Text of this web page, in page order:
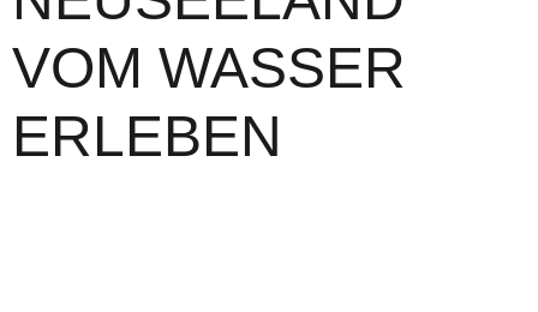
VOM WASSER
ERLEBEN